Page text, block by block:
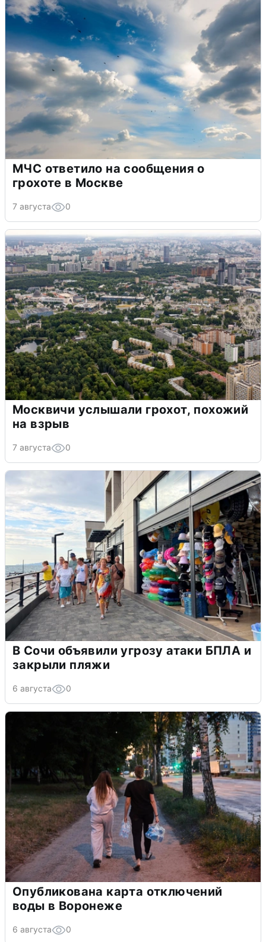
МЧС ответило на сообщения о
грохоте в Москве
7 августа 0
Москвичи услышали грохот, похожий
на взрыв
7 августа 0
В Сочи объявили угрозу атаки БПЛА и
закрыли пляжи
6 августа 0
Опубликована карта отключений
воды в Воронеже
6 августа 0